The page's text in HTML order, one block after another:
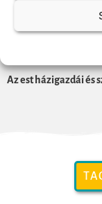
Kérjük, jelezz vissza,
Az est házigazdái és